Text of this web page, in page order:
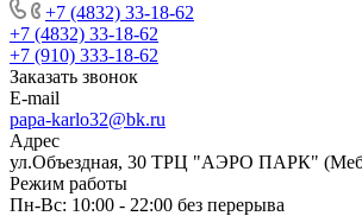
+7 (4832) 33-18-62
+7 (4832) 33-18-62
+7 (910) 333-18-62
Заказать звонок
E-mail
papa-karlo32@bk.ru
Адрес
ул.Объездная, 30 ТРЦ "АЭРО ПАРК"
Режим работы
Пн-Вс: 10:00 - 22:00 без перерыва